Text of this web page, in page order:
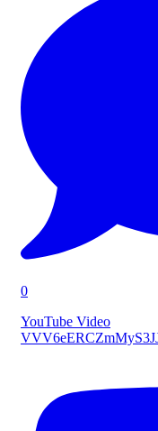
0
YouTube Video